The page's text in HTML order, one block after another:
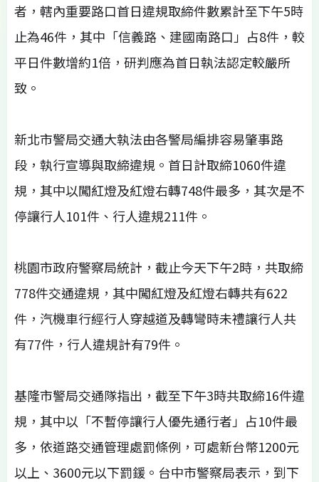
者，轄內重要路口首日違規取締件數累計至下午5時
止為46件，其中「信義路、建國南路口」占8件，較
平日件數增約1倍，研判應為首日執法認定較嚴所
致。
新北市警局交通大執法由各警局編排容易肇事路
段，執行宣導與取締違規。首日計取締1060件違
規，其中以闖紅燈及紅燈右轉748件最多，其次是不
停讓行人101件、行人違規211件。
桃園市政府警察局統計，截止今天下午2時，共取締
778件交通違規，其中闖紅燈及紅燈右轉共有622
件，汽機車行經行人穿越道及轉彎時未禮讓行人共
有77件，行人違規計有79件。
基隆市警局交通隊指出，截至下午3時共取締16件違
規，其中以「不暫停讓行人優先通行者」占10件最
多，依道路交通管理處罰條例，可處新台幣1200元
以上、3600元以下罰鍰。台中市警察局表示，到下